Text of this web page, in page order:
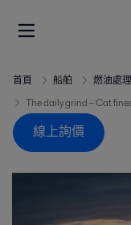
首頁 船舶 燃油處理
The daily grind – Cat
線上詢價